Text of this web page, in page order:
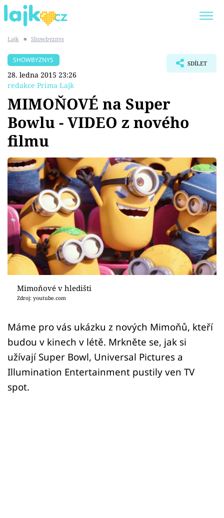
SHOPAHOLICADEL
Témata
Showbyznys
Youtubeři
Virály
Sex a vztahy
Videa
Sledujte prima+
Přihlášení
Sledujte nás
Lajk ■ Showbyznys
SHOWBYZNYS
28. ledna 2015 23:26
redakce Prima Lajk
SDÍLET
MIMOŇOVÉ na Super
Bowlu - VIDEO z nového
filmu
Mimoňové v hledišti
Zdroj: youtube.com
Máme pro vás ukázku z nových Mimoňů, kteří
budou v kinech v létě. Mrkněte se, jak si
užívají Super Bowl, Universal Pictures a
Illumination Entertainment pustily ven TV
spot.